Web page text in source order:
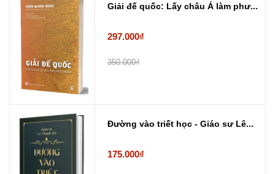
Giải đế quốc: Lấy châu Á làm phư...
297.000₫
350.000₫
Đường vào triết học - Giáo sư Lê...
175.000₫